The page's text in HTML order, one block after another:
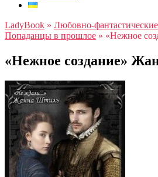
LadyBook » Любовно-
Попаданцы в прошлое » «Нежное
«Нежное создание»